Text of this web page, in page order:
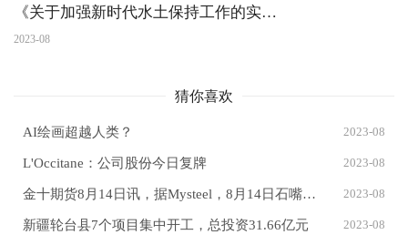
《关于加强新时代水土保持工作的实施
方案》
2023-08
猜你喜欢
AI绘画超越人类？ 2023-08
L'Occitane：公司股份今日复牌 2023-08
金十期货8月14日讯，据Mysteel，8月14日石嘴山市场个别兰炭企业停产检修，部分企业兰炭价格暂稳运行，现大料价格1080元/吨，中料价格1050元/吨，小料价格1020元/吨，焦面价格820元/吨，均出厂价现金含税 2023-08
新疆轮台县7个项目集中开工，总投资31.66亿元 2023-08